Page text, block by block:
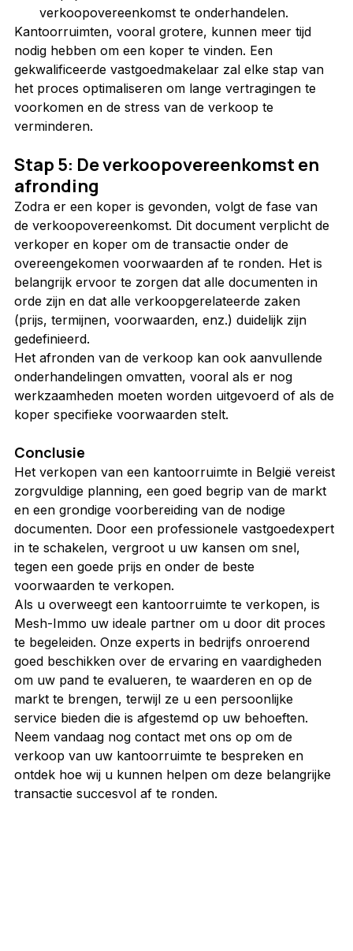
verkoopovereenkomst te onderhandelen.
Kantoorruimten, vooral grotere, kunnen meer tijd
nodig hebben om een koper te vinden. Een
gekwalificeerde vastgoedmakelaar zal elke stap van
het proces optimaliseren om lange vertragingen te
voorkomen en de stress van de verkoop te
verminderen.
Stap 5: De verkoopovereenkomst en
afronding
Zodra er een koper is gevonden, volgt de fase van
de verkoopovereenkomst. Dit document verplicht de
verkoper en koper om de transactie onder de
overeengekomen voorwaarden af te ronden. Het is
belangrijk ervoor te zorgen dat alle documenten in
orde zijn en dat alle verkoopgerelateerde zaken
(prijs, termijnen, voorwaarden, enz.) duidelijk zijn
gedefinieerd.
Het afronden van de verkoop kan ook aanvullende
onderhandelingen omvatten, vooral als er nog
werkzaamheden moeten worden uitgevoerd of als de
koper specifieke voorwaarden stelt.
Conclusie
Het verkopen van een kantoorruimte in België vereist
zorgvuldige planning, een goed begrip van de markt
en een grondige voorbereiding van de nodige
documenten. Door een professionele vastgoedexpert
in te schakelen, vergroot u uw kansen om snel,
tegen een goede prijs en onder de beste
voorwaarden te verkopen.
Als u overweegt een kantoorruimte te verkopen, is
Mesh-Immo uw ideale partner om u door dit proces
te begeleiden. Onze experts in bedrijfs onroerend
goed beschikken over de ervaring en vaardigheden
om uw pand te evalueren, te waarderen en op de
markt te brengen, terwijl ze u een persoonlijke
service bieden die is afgestemd op uw behoeften.
Neem vandaag nog contact met ons op om de
verkoop van uw kantoorruimte te bespreken en
ontdek hoe wij u kunnen helpen om deze belangrijke
transactie succesvol af te ronden.